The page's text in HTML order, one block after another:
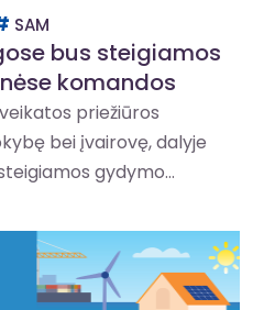
SAM
bus steigiamos
komandos
priežiūros
bei įvairovę, dalyje
gydymo...